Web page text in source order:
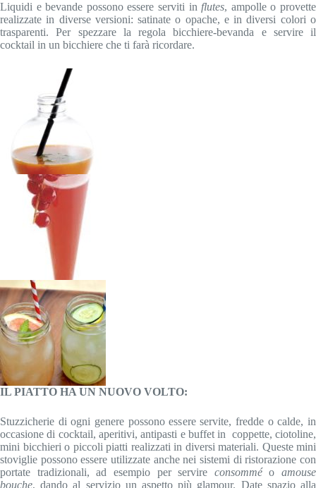
Liquidi e bevande possono essere serviti in flutes, ampolle o provette
realizzate in diverse versioni: satinate o opache, e in diversi colori o
trasparenti. Per spezzare la regola bicchiere-bevanda e servire il
cocktail in un bicchiere che ti farà ricordare.
IL PIATTO HA UN NUOVO VOLTO:
Stuzzicherie di ogni genere possono essere servite, fredde o calde, in
occasione di cocktail, aperitivi, antipasti e buffet in coppette, ciotoline,
mini bicchieri o piccoli piatti realizzati in diversi materiali. Queste mini
stoviglie possono essere utilizzate anche nei sistemi di ristorazione con
portate tradizionali, ad esempio per servire consomméo amouse
bouche, dando al servizio un aspetto più glamour. Date spazio alla